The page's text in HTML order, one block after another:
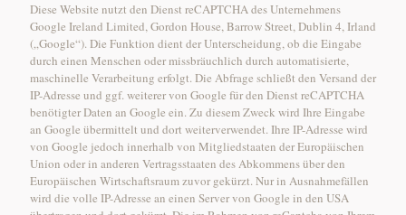
Diese Website nutzt den Dienst reCAPTCHA des Unternehmens
Google Ireland Limited, Gordon House, Barrow Street, Dublin 4, Irland
(„Google“). Die Funktion dient der Unterscheidung, ob die Eingabe
durch einen Menschen oder missbräuchlich durch automatisierte,
maschinelle Verarbeitung erfolgt. Die Abfrage schließt den Versand der
IP-Adresse und ggf. weiterer von Google für den Dienst reCAPTCHA
benötigter Daten an Google ein. Zu diesem Zweck wird Ihre Eingabe
an Google übermittelt und dort weiterverwendet. Ihre IP-Adresse wird
von Google jedoch innerhalb von Mitgliedstaaten der Europäischen
Union oder in anderen Vertragsstaaten des Abkommens über den
Europäischen Wirtschaftsraum zuvor gekürzt. Nur in Ausnahmefällen
wird die volle IP-Adresse an einen Server von Google in den USA